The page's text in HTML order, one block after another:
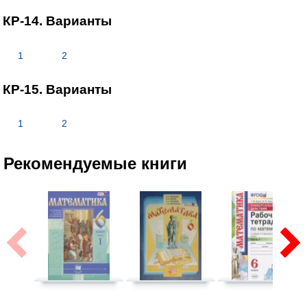
КР-14. Варианты
1 2
КР-15. Варианты
1 2
Рекомендуемые книги